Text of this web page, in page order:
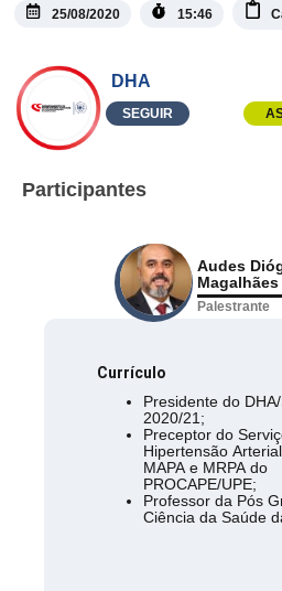
25/08/2020 15:46
DHA
SEGUIR
Participantes
Audes
Palestrante
Currículo
Presidente do
2020/21;
Preceptor do
Hipertensão
MAPA e MRPA do
PROCAPE/UPE;
Professor da Pós
Ciência da Saúde